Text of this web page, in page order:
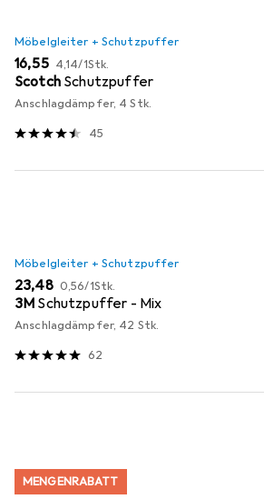
Möbelgleiter + Schutzpuffer
EUR
16,55 EUR
4,14/1Stk.
Scotch Schutzpuffer
Anschlagdämpfer, 4 Stk.
45
Möbelgleiter + Schutzpuffer
EUR
23,48 EUR
0,56/1Stk.
3M Schutzpuffer - Mix
Anschlagdämpfer, 42 Stk.
62
MENGENRABATT